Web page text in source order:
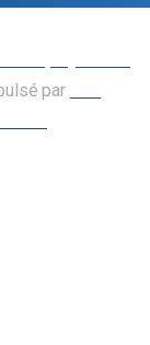
par